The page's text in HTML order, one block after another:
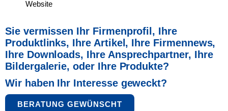
Website
Sie vermissen Ihr Firmenprofil, Ihre
Produktlinks, Ihre Artikel, Ihre Firmennews,
Ihre Downloads, Ihre Ansprechpartner, Ihre
Bildergalerie, oder Ihre Produkte?
Wir haben Ihr Interesse geweckt?
BERATUNG GEWÜNSCHT